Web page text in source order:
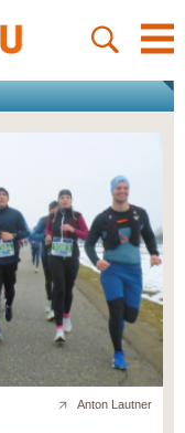
Anton Lautner